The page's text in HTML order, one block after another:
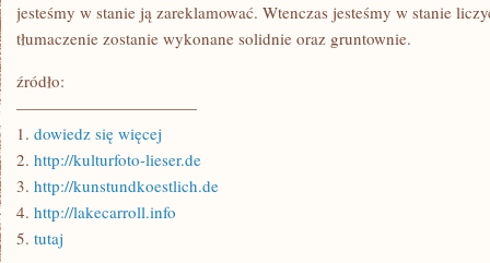
jesteśmy w stanie ją zareklamować. Wtenczas jesteśmy w stanie
tłumaczenie zostanie wykonane solidnie oraz gruntownie.
źródło:
———————————
1. dowiedz się więcej
2. http://kulturfoto-lieser.de
3. http://kunstundkoestlich.de
4. http://lakecarroll.info
5. tutaj